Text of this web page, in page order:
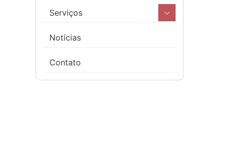
Serviços
Notícias
Contato